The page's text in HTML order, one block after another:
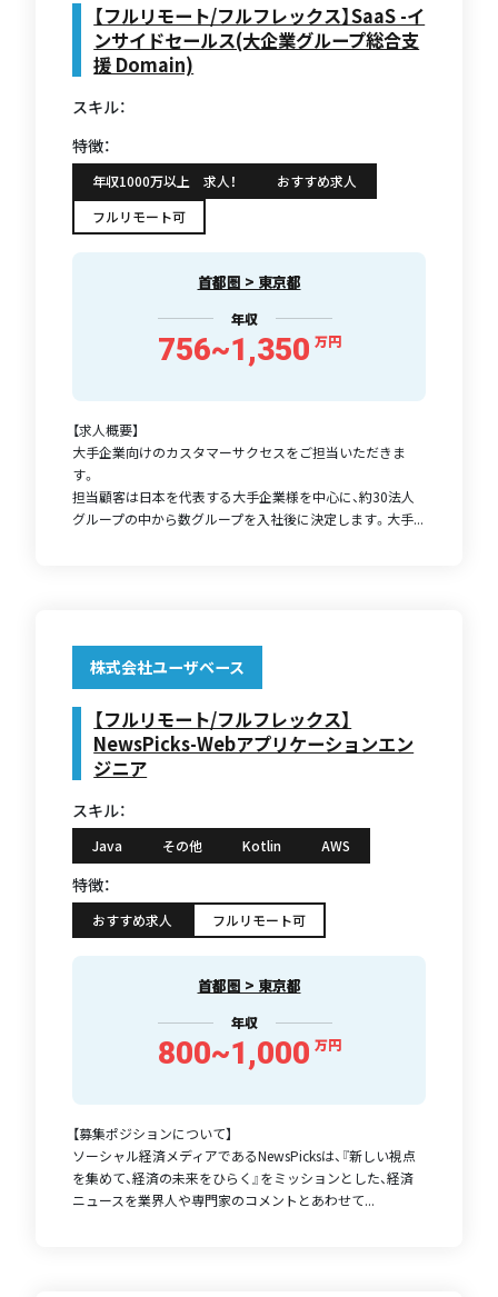
【フルリモート/フルフレックス】SaaS -イ
ンサイドセールス(大企業グループ総合支
援 Domain)
スキル：
特徴：
年収1000万以上 求人！
おすすめ求人
フルリモート可
首都圏 > 東京都
年収
756~1,350 万円
【求人概要】
大手企業向けのカスタマーサクセスをご担当いただきま
す。
担当顧客は日本を代表する大手企業様を中心に、約30法人
グループの中から数グループを入社後に決定します。大手...
株式会社ユーザベース
【フルリモート/フルフレックス】
NewsPicks-Webアプリケーションエン
ジニア
スキル：
Java その他 Kotlin AWS
特徴：
おすすめ求人 フルリモート可
首都圏 > 東京都
年収
800~1,000 万円
【募集ポジションについて】
ソーシャル経済メディアであるNewsPicksは、『新しい視点
を集めて、経済の未来をひらく』をミッションとした、経済
ニュースを業界人や専門家のコメントとあわせて...